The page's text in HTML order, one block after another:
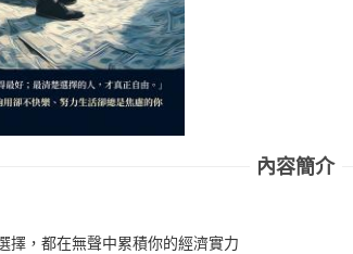
內容簡介
擇，都在無聲中累積你的經濟實力